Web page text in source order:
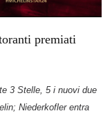
premiati
3 Stelle, 5 i nuovi due
Niederkofler entra